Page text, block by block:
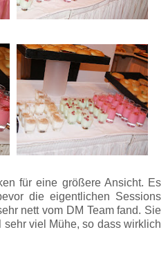
für eine größere Ansicht. Es
die eigentlichen Sessions
nett vom DM Team fand. Sie
viel Mühe, so dass wirklich